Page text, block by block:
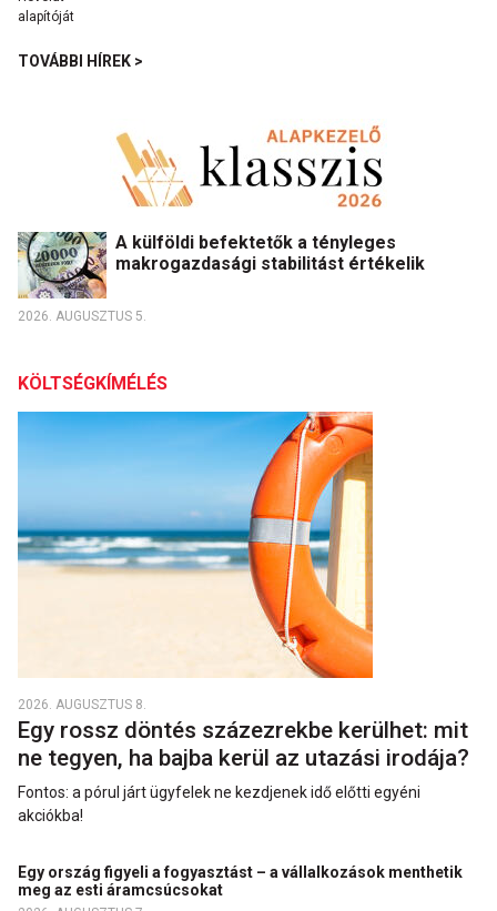
TOVÁBBI HÍREK >
A külföldi befektetők a tényleges
makrogazdasági stabilitást értékelik
2026. AUGUSZTUS 5.
KÖLTSÉGKÍMÉLÉS
2026. AUGUSZTUS 8.
Egy rossz döntés százezrekbe kerülhet: mit
ne tegyen, ha bajba kerül az utazási irodája?
Fontos: a pórul járt ügyfelek ne kezdjenek idő előtti egyéni
akciókba!
Egy ország figyeli a fogyasztást – a vállalkozások menthetik
meg az esti áramcsúcsokat